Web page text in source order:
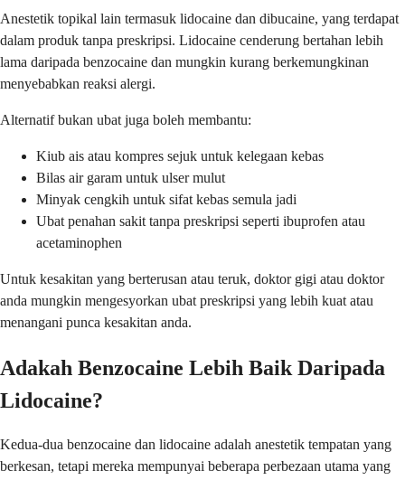
Anestetik topikal lain termasuk lidocaine dan dibucaine, yang terdapat
dalam produk tanpa preskripsi. Lidocaine cenderung bertahan lebih
lama daripada benzocaine dan mungkin kurang berkemungkinan
menyebabkan reaksi alergi.
Alternatif bukan ubat juga boleh membantu:
Kiub ais atau kompres sejuk untuk kelegaan kebas
Bilas air garam untuk ulser mulut
Minyak cengkih untuk sifat kebas semula jadi
Ubat penahan sakit tanpa preskripsi seperti ibuprofen atau
acetaminophen
Untuk kesakitan yang berterusan atau teruk, doktor gigi atau doktor
anda mungkin mengesyorkan ubat preskripsi yang lebih kuat atau
menangani punca kesakitan anda.
Adakah Benzocaine Lebih Baik Daripada
Lidocaine?
Kedua-dua benzocaine dan lidocaine adalah anestetik tempatan yang
berkesan, tetapi mereka mempunyai beberapa perbezaan utama yang